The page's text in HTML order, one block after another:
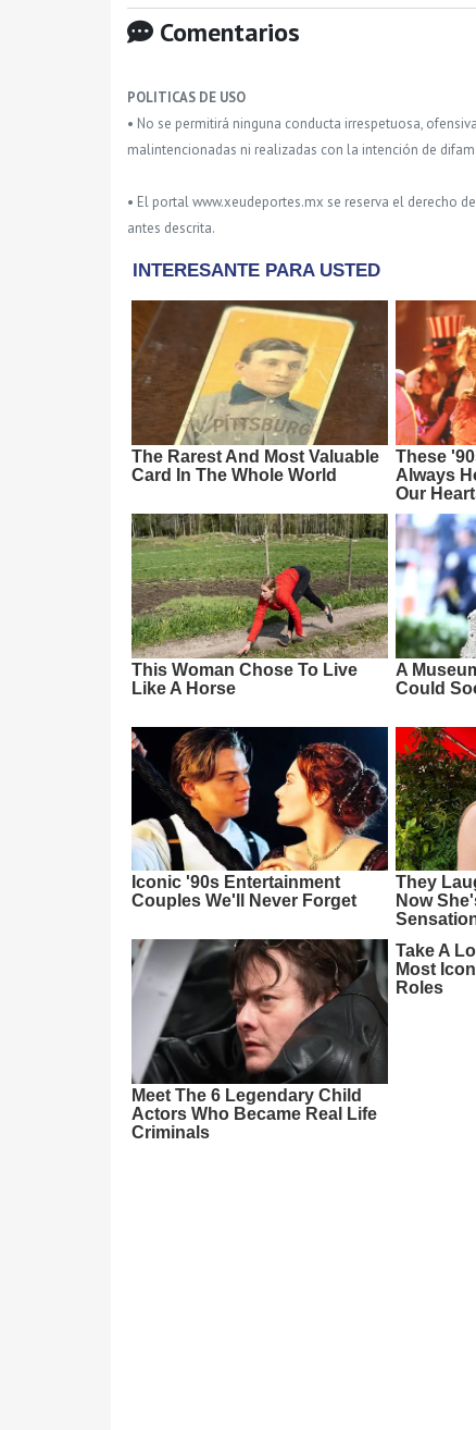
Comentarios
POLITICAS DE USO
• No se permitirá ninguna conducta irrespetuosa,
malintencionadas ni realizadas con la intención de
• El portal www.xeudeportes.mx se reserva el derecho
antes descrita.